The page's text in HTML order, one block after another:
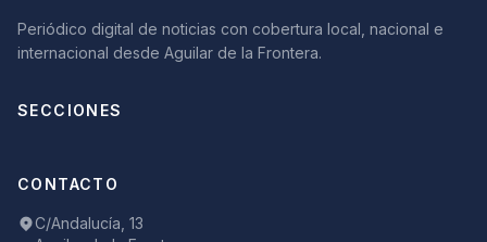
Periódico digital de noticias con cobertura local, nacional e
internacional desde Aguilar de la Frontera.
SECCIONES
CONTACTO
C/Andalucía, 13